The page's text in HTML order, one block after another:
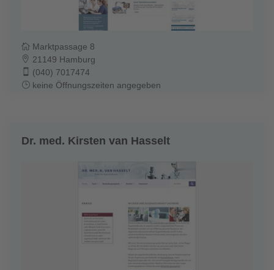
Marktpassage 8
21149 Hamburg
(040) 7017474
keine Öffnungszeiten angegeben
Dr. med. Kirsten van Hasselt